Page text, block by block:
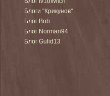
Блоги "Крикунов"
Блог Bob
Блог Norman94
Блог Gulid13